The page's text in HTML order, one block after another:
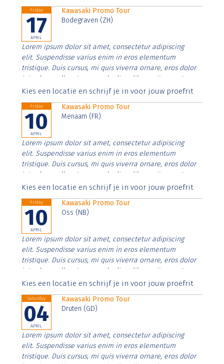
Friday
17
APRIL
Kawasaki Promo Tour
Bodegraven (ZH)
Lorem ipsum dolor sit amet, consectetur adipiscing
elit. Suspendisse varius enim in eros elementum
tristique. Duis cursus, mi quis viverra ornare, eros dolor
interdum nulla, ut commodo diam libero vitae erat.
Aenean faucibus nibh et justo cursus id rutrum lorem
Kies een locatie en schrijf je in voor jouw proefrit
Friday
10
APRIL
Kawasaki Promo Tour
Menaam (FR)
Lorem ipsum dolor sit amet, consectetur adipiscing
elit. Suspendisse varius enim in eros elementum
tristique. Duis cursus, mi quis viverra ornare, eros dolor
interdum nulla, ut commodo diam libero vitae erat.
Aenean faucibus nibh et justo cursus id rutrum lorem
Kies een locatie en schrijf je in voor jouw proefrit
Friday
10
APRIL
Kawasaki Promo Tour
Oss (NB)
Lorem ipsum dolor sit amet, consectetur adipiscing
elit. Suspendisse varius enim in eros elementum
tristique. Duis cursus, mi quis viverra ornare, eros dolor
interdum nulla, ut commodo diam libero vitae erat.
Aenean faucibus nibh et justo cursus id rutrum lorem
Kies een locatie en schrijf je in voor jouw proefrit
Saturday
04
APRIL
Kawasaki Promo Tour
Druten (GD)
Lorem ipsum dolor sit amet, consectetur adipiscing
elit. Suspendisse varius enim in eros elementum
tristique. Duis cursus, mi quis viverra ornare, eros dolor